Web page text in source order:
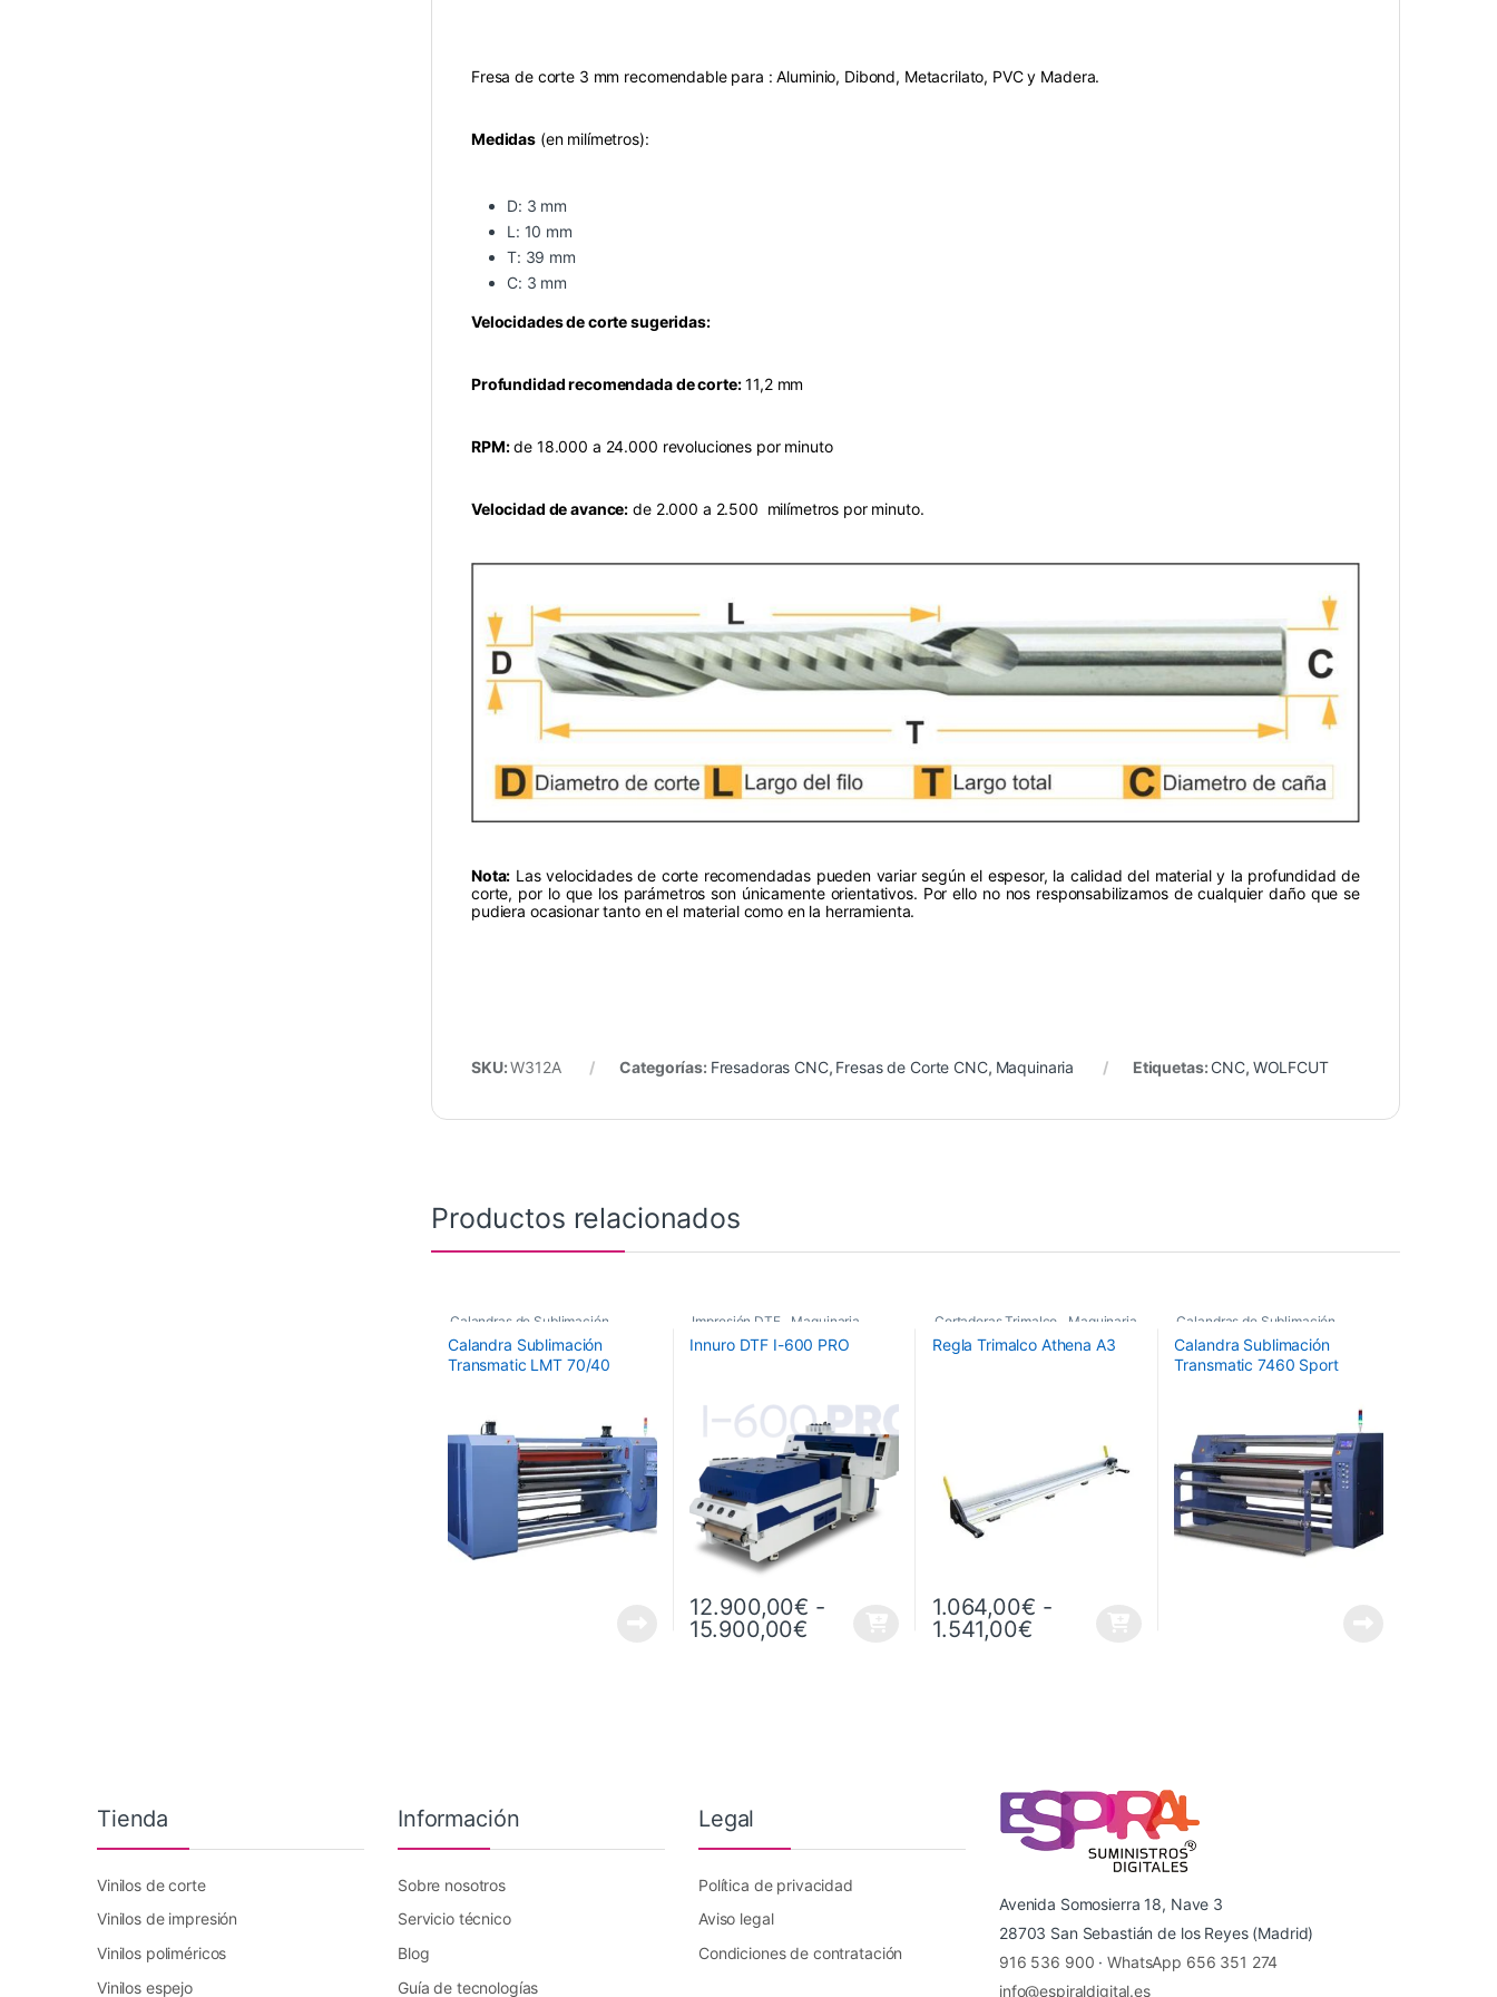
Fresa de corte 3 mm recomendable para : Aluminio, Dibond, Metacrilato, PVC y Madera.
Medidas (en milímetros):
D: 3 mm
L: 10 mm
T: 39 mm
C: 3 mm
Velocidades de corte sugeridas:
Profundidad recomendada de corte:11,2 mm
RPM:de 18.000 a 24.000 revoluciones por minuto
Velocidad de avance: de 2.000 a 2.500 milímetros por minuto.
Nota: Las velocidades de corte recomendadas pueden variar según el espesor, la calidad del material y la profundidad de
corte, por lo que los parámetros son únicamente orientativos. Por ello no nos responsabilizamos de cualquier daño que se
pudiera ocasionar tanto en el material como en la herramienta.
SKU:W312A Categorías: Fresadoras CNC, Fresas de Corte CNC, Maquinaria Etiquetas: CNC, WOLFCUT
Productos relacionados
Calandras de Sublimación
Calandras de Sublimación
Transmatic
Calandra Sublimación
Transmatic LMT 70/40
Impresión DTF Maquinaria
Plotters de Impresión,
Innuro DTF I-600 PRO
12.900,00€ -
15.900,00€ Rango de precios: desde 12.900,00€ hasta 15.900,00€
Este producto tiene múltiples variantes. Las opciones se pueden elegir en la página de producto
Cortadoras Trimalco
Maquinaria
,Maquinaria de Acabados
Regla Trimalco Athena A3
1.064,00€ -
1.541,00€Rango de precios: desde 1.064,00€ hasta
Este producto tiene múltiples variantes. Las opciones se pueden elegir en la
Calandras de Sublimación
Calandras de Sublimación
Transmatic
Calandra Sublimación
Transmatic 7460 Sport
Tienda
Vinilos de corte
Vinilos de impresión
Vinilos poliméricos
Vinilos espejo
Información
Sobre nosotros
Servicio técnico
Blog
Guía de tecnologías
Legal
Política de privacidad
Aviso legal
Condiciones de contratación
Avenida Somosierra 18, Nave 3
28703 San Sebastián de los Reyes (Madrid)
916 536 900 ·WhatsApp 656 351 274
info@espiraldigital.es